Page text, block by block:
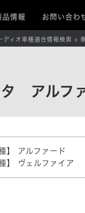
品情報 お問い合わ
ィオ車種適合情報検索
アルフ
】 アルファード
】 ヴェルファイア